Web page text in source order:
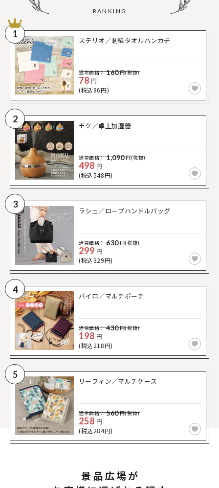
RANKING
1
ステリオ／刺繍タオルハンカチ
通常価格： 160円(税抜)
78 円
(税込86円)
2
モク／卓上加湿器
通常価格： 1,090円(税抜)
498 円
(税込548円)
3
ラシュ／ロープハンドルバッグ
通常価格： 630円(税抜)
299 円
(税込329円)
4
バイロ／マルチポーチ
通常価格： 430円(税抜)
198 円
(税込218円)
5
リーフィン／マルチケース
通常価格： 560円(税抜)
258 円
(税込284円)
景品広場が